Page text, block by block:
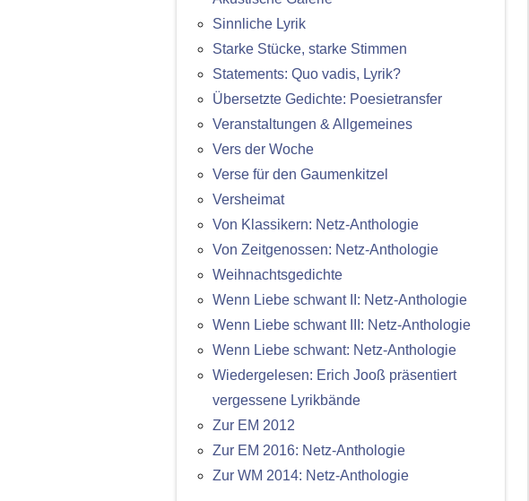
Sinnliche Lyrik
Starke Stücke, starke Stimmen
Statements: Quo vadis, Lyrik?
Übersetzte Gedichte: Poesietransfer
Veranstaltungen & Allgemeines
Vers der Woche
Verse für den Gaumenkitzel
Versheimat
Von Klassikern: Netz-Anthologie
Von Zeitgenossen: Netz-Anthologie
Weihnachtsgedichte
Wenn Liebe schwant II: Netz-Anthologie
Wenn Liebe schwant III: Netz-Anthologie
Wenn Liebe schwant: Netz-Anthologie
Wiedergelesen: Erich Jooß präsentiert
vergessene Lyrikbände
Zur EM 2012
Zur EM 2016: Netz-Anthologie
Zur WM 2014: Netz-Anthologie